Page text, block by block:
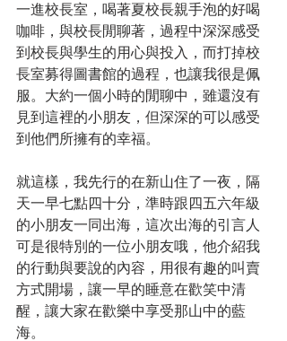
一進校長室，喝著夏校長親手泡的好喝
咖啡，與校長閒聊著，過程中深深感受
到校長與學生的用心與投入，而打掉校
長室募得圖書館的過程，也讓我很是佩
服。大約一個小時的閒聊中，雖還沒有
見到這裡的小朋友，但深深的可以感受
到他們所擁有的幸福。
就這樣，我先行的在新山住了一夜，隔
天一早七點四十分，準時跟四五六年級
的小朋友一同出海，這次出海的引言人
可是很特別的一位小朋友哦，他介紹我
的行動與要說的內容，用很有趣的叫賣
方式開場，讓一早的睡意在歡笑中清
醒，讓大家在歡樂中享受那山中的藍
海。